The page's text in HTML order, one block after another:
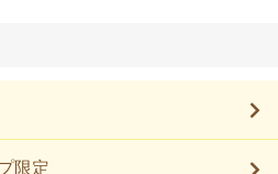
限定